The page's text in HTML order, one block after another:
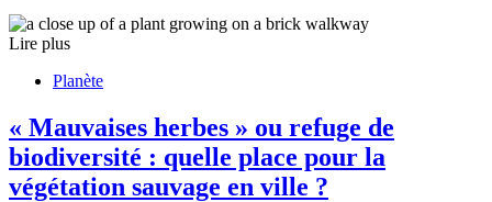
Lire plus
Planète
« Mauvaises herbes » ou refuge de
biodiversité : quelle place pour la
végétation sauvage en ville ?